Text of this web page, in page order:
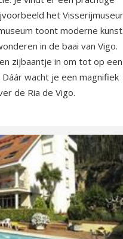
het
toont moderne
in de baai van Vigo.
zijbaantje in om tot op een
wacht je een magnifiek
de Ria de Vigo.